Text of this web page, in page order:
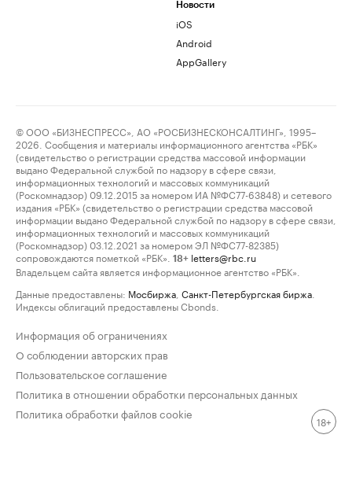
Новости
iOS
Android
AppGallery
© ООО «БИЗНЕСПРЕСС», АО «РОСБИЗНЕСКОНСАЛТИНГ», 1995–
2026. Сообщения и материалы информационного агентства «РБК»
(свидетельство о регистрации средства массовой информации
выдано Федеральной службой по надзору в сфере связи,
информационных технологий и массовых коммуникаций
(Роскомнадзор) 09.12.2015 за номером ИА №ФС77-63848) и сетевого
издания «РБК» (свидетельство о регистрации средства массовой
информации выдано Федеральной службой по надзору в сфере связи,
информационных технологий и массовых коммуникаций
(Роскомнадзор) 03.12.2021 за номером ЭЛ №ФС77-82385)
сопровождаются пометкой «РБК».
18+ letters@rbc.ru
Владельцем сайта является информационное агентство «РБК».
Данные предоставлены: Мосбиржа Санкт-Петербургская биржа
Индексы облигаций предоставлены Cbonds.
Информация об ограничениях
О соблюдении авторских прав
Пользовательское соглашение
Политика в отношении обработки персональных данных
Политика обработки файлов cookie
18+